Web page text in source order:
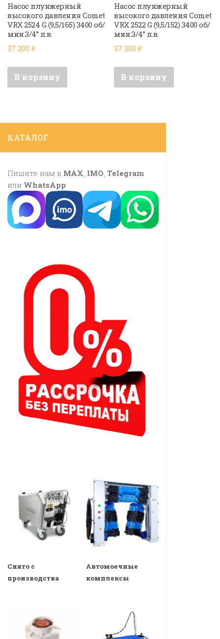
Насос плунжерный
высокого давления Comet
VRX 2524 G (9,5/165) 3400 об/
мин.3/4” п.в.
37 200 ₽
В корзину
Насос плунжерный
высокого давления Comet
VRX 2522 G (9,5/152) 3400 об/
мин.3/4” п.в.
37 200₽
В корзину
КАТАЛОГ
Пишите нам в MAX IMO Telegram
или WhatsApp:
Снято с
производства
Автомоечные
комплексы